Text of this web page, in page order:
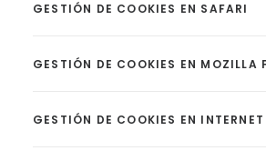
GESTIÓN DE COOKIES EN SAFARI
GESTIÓN DE COOKIES EN MOZILLA
GESTIÓN DE COOKIES EN INTERNET